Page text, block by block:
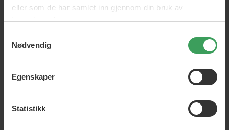
eller som de har samlet inn gjennom din bruk av
tjenestene deres.
Nødvendig
Egenskaper
Statistikk
Legg i handlekurven Legg i handlekurven